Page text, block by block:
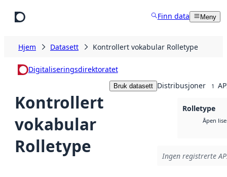
Finn data Meny
Hjem Datasett Kontrollert vokabular Rolletype
Digitaliseringsdirektoratet
Kontrollert
vokabular
Rolletype
Bruk datasett Distribusjoner 1
Rolletype
Åpen
Ingen registrerte